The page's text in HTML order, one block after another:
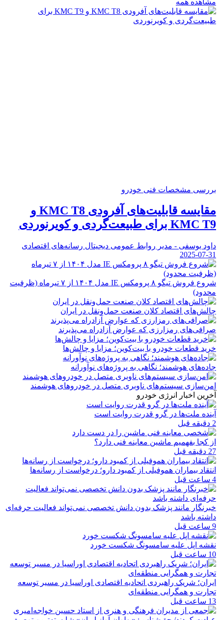
بررسی مشخصات فنی خودرو
مقایسه قابلیت‌های آفرودی KMC T8 و
KMC T9 برای طبیعت‌گردی و کویرنوردی
داود یوسفی - مدیر روابط عمومی دیجیتال رسانه‌های اقتصادی
2025-07-31
شروع فروش تیگو ۸ پرومکس IE مدل ۱۴۰۴ از ۷ تیرماه (ظرفیت
محدود)
چالش‌های اقتصاد کلان صنعت حمل‌ونقل در ایران
صرافی‌های رمزارزی که عوارض آزادراه می‌پذیرند
خرید قطعات خودرو با بیت‌کوین؛ مزایا و چالش‌ها
جاده‌های هوشمند؛ نگاهی به پروژه‌های نوآورانه
امن‌سازی سیستم‌های ناوبری متصل در خودروهای هوشمند
آخرین اخبار انرژی خودرو
آینده ملت‌ها در گرو قدرت روایت است
2 دقیقه قبل
از کجا بفهمیم ماشین معاینه فنی دارد؟
27 دقیقه قبل
انتقاد بیماران هموفیلی از کمبود دارو؛ درخواست از رسانه‌ها
4 ساعت قبل
خبرنگار مانند پزشک بدون دانش تخصصی نمی‌تواند فعالیت حرفه‌ای
داشته باشد
9 ساعت قبل
نقشه اپل علیه سامسونگ شکست خورد
10 ساعت قبل
ایران؛ شریک راهبردی اتحادیه اقتصادی اوراسیا در مسیر توسعه
تجارت و همگرایی منطقه‌ای
13 ساعت قبل